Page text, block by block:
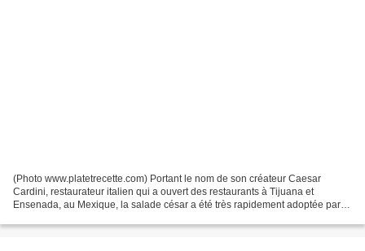
(Photo www.platetrecette.com) Portant le nom de son créateur Caesar
Cardini, restaurateur italien qui a ouvert des restaurants à Tijuana et
Ensenada, au Mexique, la salade césar a été très rapidement adoptée par